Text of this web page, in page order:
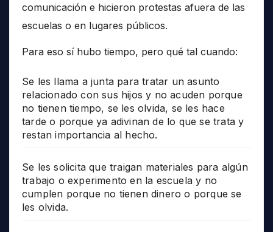
comunicación e hicieron protestas afuera de las
escuelas o en lugares públicos.
Para eso sí hubo tiempo, pero qué tal cuando:
Se les llama a junta para tratar un asunto
relacionado con sus hijos y no acuden porque
no tienen tiempo, se les olvida, se les hace
tarde o porque ya adivinan de lo que se trata y
restan importancia al hecho.
Se les solicita que traigan materiales para algún
trabajo o experimento en la escuela y no
cumplen porque no tienen dinero o porque se
les olvida.